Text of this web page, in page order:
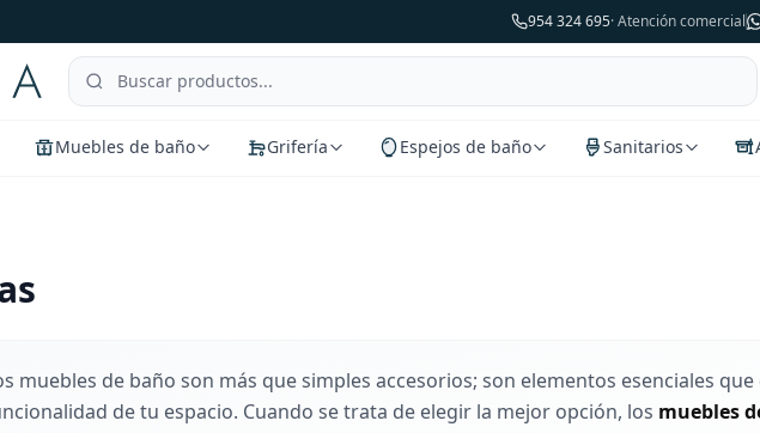
954 324 695· Atención comercial
Muebles de baño Grifería Espejos de baño Sanitarios
muebles de baño son más que simples accesorios; son elementos esenciales
de tu espacio. Cuando se trata de elegir la mejor opción, los muebles